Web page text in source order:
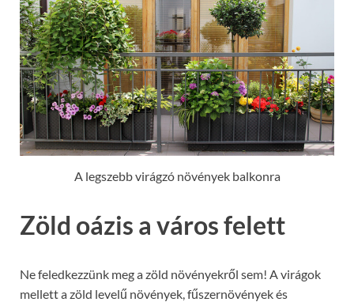
A legszebb virágzó növények balkonra
Zöld oázis a város felett
Ne feledkezzünk meg a zöld növényekről sem! A virágok
mellett a zöld levelű növények, fűszernövények és